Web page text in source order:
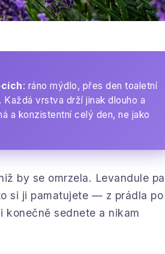
: ráno mýdlo, přes den toaletní
vrstva drží jinak dlouho a
a konzistentní celý den, ne jako
by se omrzela. Levandule
si ji pamatujete — z prádla po
konečně sednete a nikam